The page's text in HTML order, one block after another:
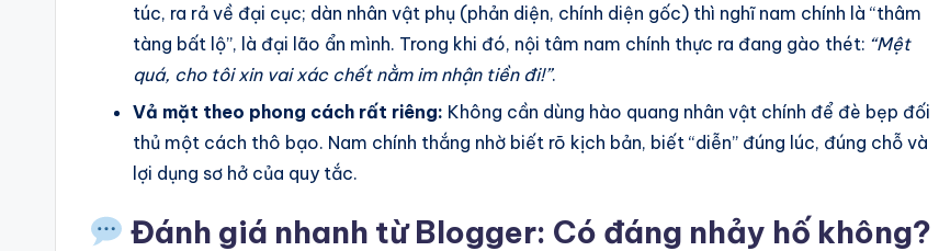
túc, ra rả về đại cục; dàn nhân vật phụ (phản diện, chính diện gốc) thì nghĩ nam chính là “thâm
tàng bất lộ”, là đại lão ẩn mình. Trong khi đó, nội tâm nam chính thực ra đang gào thét: “Mệt
quá, cho tôi xin vai xác chết nằm im nhận tiền đi!”.
Vả mặt theo phong cách rất riêng: Không cần dùng hào quang nhân vật chính để đè bẹp đối
thủ một cách thô bạo. Nam chính thắng nhờ biết rõ kịch bản, biết “diễn” đúng lúc, đúng chỗ và
lợi dụng sơ hở của quy tắc.
Đánh giá nhanh từ Blogger: Có đáng nhảy hố không?